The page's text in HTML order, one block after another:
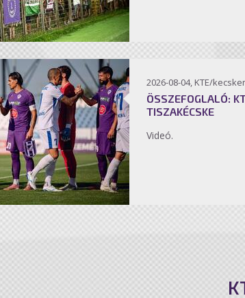
2026-08-04, KTE/
ÖSSZEFOGLALÓ:
TISZAKÉCSKE
Videó.